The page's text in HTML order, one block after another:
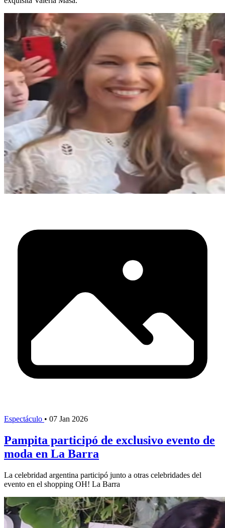
Espectáculo • 07 Jan 2026
Pampita participó de exclusivo evento de
moda en La Barra
La celebridad argentina participó junto a otras celebridades del
evento en el shopping OH! La Barra